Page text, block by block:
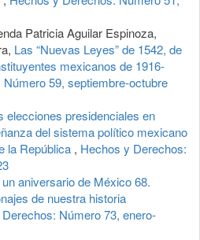
Patricia Aguilar Espinoza,
Las “Nuevas Leyes” de 1542, de
mexicanos de 1916-
59, septiembre-octubre
elecciones presidenciales en
del sistema político mexicano
la República , Hechos y Derechos:
un aniversario de México 68.
de nuestra historia
Número 73, enero-